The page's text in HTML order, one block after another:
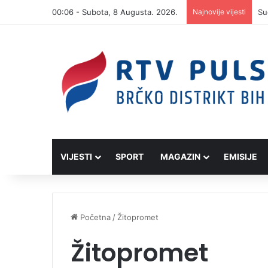
00:06 - Subota, 8 Augusta. 2026. Najnovije vijesti
VIJESTI SPORT MAGAZIN EMISIJE
Početna / Žitopromet
Žitopromet